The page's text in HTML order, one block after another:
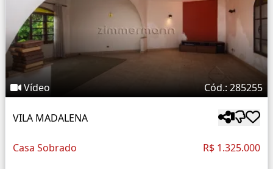
Vídeo Cód.: 285255
VILA MADALENA
Casa Sobrado R$ 1.325.000